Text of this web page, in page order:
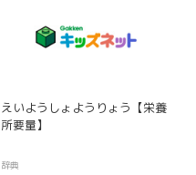
えいようしょようりょう【栄養
所要量】
辞典